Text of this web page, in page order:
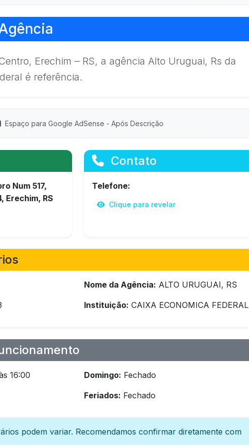
Erechim – RS, a agência Alto Uruguai, Rs da
é referência.
Espaço para Google AdSense - Após Descrição
Num 517,
Erechim, RS
Contato
Telefone:
Clique para revelar
Nome da Agência: ALTO URUGUAI, RS
Instituição: CAIXA ECONOMICA FEDERAL
16:00 Domingo: Fechado
Feriados: Fechado
podem variar. Recomendamos confirmar diretamente com